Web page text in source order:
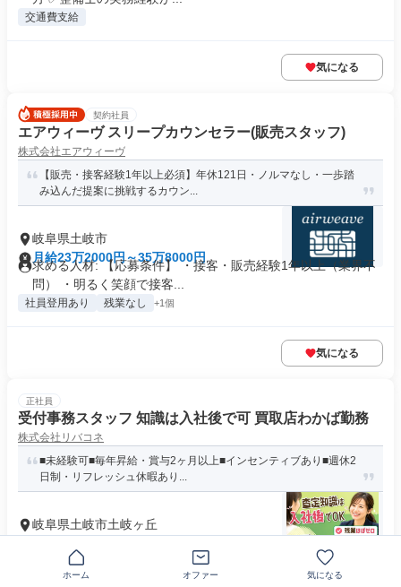
交通費支給
気になる
契約社員
エアウィーヴ スリープカウンセラー(販売スタッフ)
株式会社エアウィーヴ
【販売・接客経験1年以上必須】年休121日・ノルマなし・一歩踏
み込んだ提案に挑戦するカウン...
岐阜県土岐市
月給23万2000円～35万8000円
求める人材: 【応募条件】 ・接客・販売経験1年以上（業界不
問） ・明るく笑顔で接客...
社員登用あり 残業なし +1個
気になる
正社員
受付事務スタッフ 知識は入社後で可 買取店わかば勤務
株式会社リバコネ
■未経験可■毎年昇給・賞与2ヶ月以上■インセンティブあり■週休2
日制・リフレッシュ休暇あり...
岐阜県土岐市土岐ヶ丘
【応募資格】 【特別な知識・スキルは不問！】 意欲や人柄を
重視した採用です。業務に必要...
ホーム オファー 気になる